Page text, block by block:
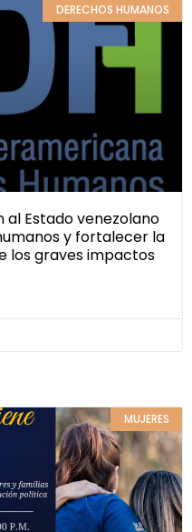
DERECHOS HUMANOS
al Estado venezolano
y fortalecer la
los graves impactos
MUJERES